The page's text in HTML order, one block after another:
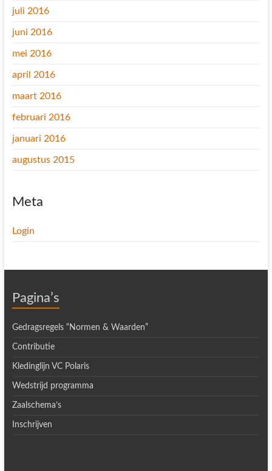
juli 2016
juni 2016
mei 2016
april 2016
maart 2016
februari 2016
januari 2016
augustus 2015
Meta
Login
Pagina’s
Gedragsregels “Normen & Waarden”
Contributie
Kledinglijn VC Polaris
Wedstrijd programma
Zaalschema’s
Inschrijven